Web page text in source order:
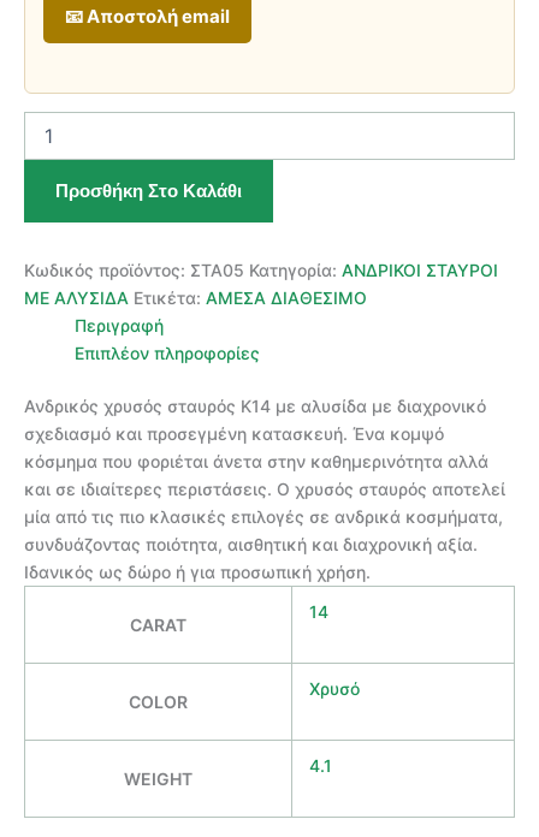
📧 Αποστολή email
Χρυσός
Καρατίων
Αλυσίδα
ποσότητα
Προσθήκη Στο Καλάθι
Κωδικός προϊόντος: ΣΤΑ05 Κατηγορία: ΑΝΔΡΙΚΟΙ ΣΤΑΥΡΟΙ
ΜΕ ΑΛΥΣΙΔΑ Ετικέτα: ΑΜΕΣΑ ΔΙΑΘΕΣΙΜΟ
Περιγραφή
Επιπλέον πληροφορίες
Ανδρικός χρυσός σταυρός Κ14 με αλυσίδα με διαχρονικό
σχεδιασμό και προσεγμένη κατασκευή. Ένα κομψό
κόσμημα που φοριέται άνετα στην καθημερινότητα αλλά
και σε ιδιαίτερες περιστάσεις. Ο χρυσός σταυρός αποτελεί
μία από τις πιο κλασικές επιλογές σε ανδρικά κοσμήματα,
συνδυάζοντας ποιότητα, αισθητική και διαχρονική αξία.
Ιδανικός ως δώρο ή για προσωπική χρήση.
CARAT
14
COLOR
Χρυσό
WEIGHT
4.1